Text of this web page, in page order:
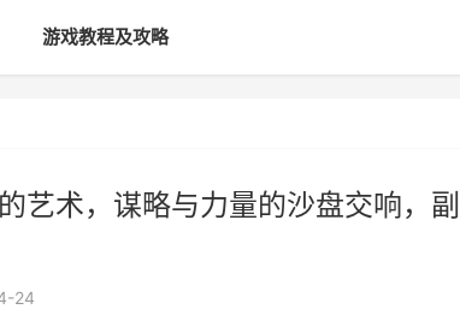
游戏教程及攻略
艺术，谋略与力量的沙盘交响，
24